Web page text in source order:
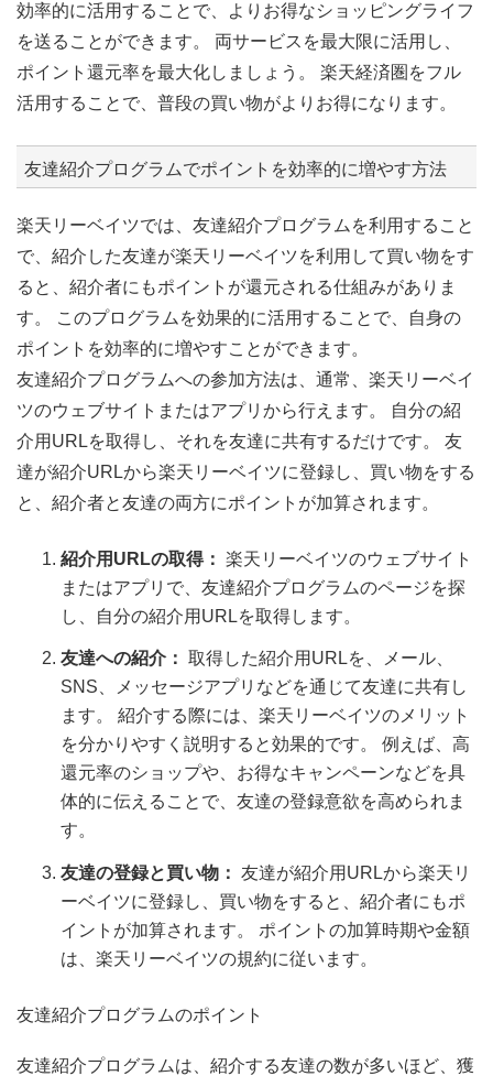
効率的に活用することで、よりお得なショッピングライフ
を送ることができます。 両サービスを最大限に活用し、
ポイント還元率を最大化しましょう。 楽天経済圏をフル
活用することで、普段の買い物がよりお得になります。
友達紹介プログラムでポイントを効率的に増やす方法
楽天リーベイツでは、友達紹介プログラムを利用すること
で、紹介した友達が楽天リーベイツを利用して買い物をす
ると、紹介者にもポイントが還元される仕組みがありま
す。 このプログラムを効果的に活用することで、自身の
ポイントを効率的に増やすことができます。
友達紹介プログラムへの参加方法は、通常、楽天リーベイ
ツのウェブサイトまたはアプリから行えます。 自分の紹
介用URLを取得し、それを友達に共有するだけです。 友
達が紹介URLから楽天リーベイツに登録し、買い物をする
と、紹介者と友達の両方にポイントが加算されます。
紹介用URLの取得： 楽天リーベイツのウェブサイト
またはアプリで、友達紹介プログラムのページを探
し、自分の紹介用URLを取得します。
友達への紹介： 取得した紹介用URLを、メール、
SNS、メッセージアプリなどを通じて友達に共有し
ます。 紹介する際には、楽天リーベイツのメリット
を分かりやすく説明すると効果的です。 例えば、高
還元率のショップや、お得なキャンペーンなどを具
体的に伝えることで、友達の登録意欲を高められま
す。
友達の登録と買い物： 友達が紹介用URLから楽天リ
ーベイツに登録し、買い物をすると、紹介者にもポ
イントが加算されます。 ポイントの加算時期や金額
は、楽天リーベイツの規約に従います。
友達紹介プログラムのポイント
友達紹介プログラムは、紹介する友達の数が多いほど、獲